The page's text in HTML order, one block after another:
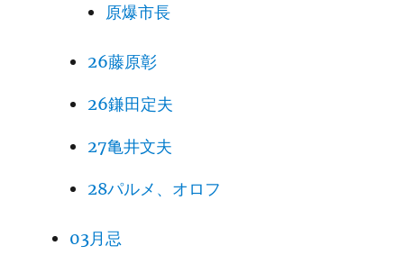
原爆市長
26藤原彰
26鎌田定夫
27亀井文夫
28パルメ、オロフ
03月忌